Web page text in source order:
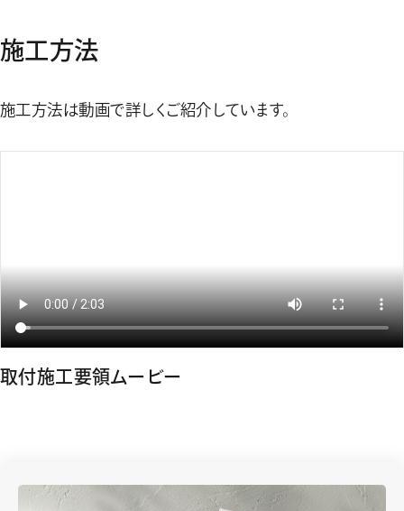
施工方法
施工方法は動画で詳しくご紹介しています。
取付施工要領ムービー